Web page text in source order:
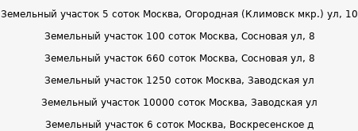
Земельный участок 5 соток Москва, Огородная (Климовск мкр.) ул, 10
Земельный участок 100 соток Москва, Сосновая ул, 8
Земельный участок 660 соток Москва, Сосновая ул, 8
Земельный участок 1250 соток Москва, Заводская ул
Земельный участок 10000 соток Москва, Заводская ул
Земельный участок 6 соток Москва, Воскресенское д